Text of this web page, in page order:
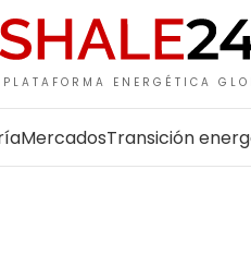
ENERGÉTICA
MercadosTransición